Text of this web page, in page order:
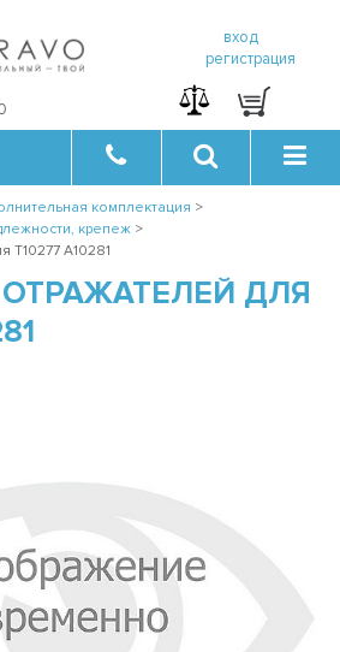
вход
регистрация
комплектация >
крепеж >
T10277 A10281
ДЛЯ